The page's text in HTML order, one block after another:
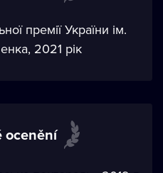
премії України ім.
2021 рік
ocenění